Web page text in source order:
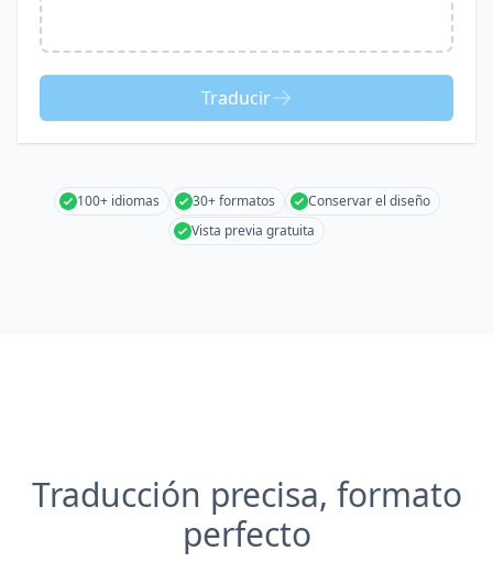
Traducir
100+ idiomas 30+ formatos
Conservar el diseño
Vista previa gratuita
Traducción precisa, formato
perfecto